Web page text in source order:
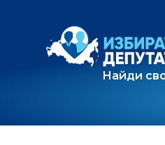
Найди